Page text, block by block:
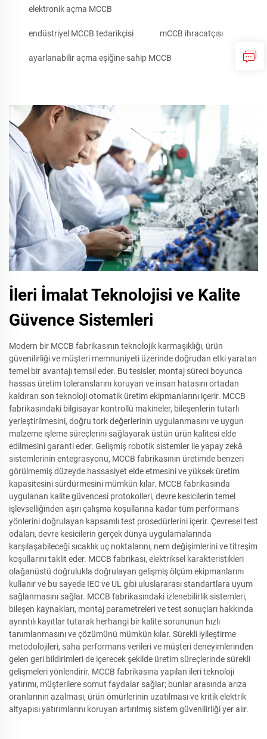
elektronik açma MCCB
endüstriyel MCCB tedarikçisi mCCB ihracatçısı
ayarlanabilir açma eşiğine sahip MCCB
İleri İmalat Teknolojisi ve Kalite
Güvence Sistemleri
Modern bir MCCB fabrikasının teknolojik karmaşıklığı, ürün
güvenilirliği ve müşteri memnuniyeti üzerinde doğrudan etki yaratan
temel bir avantajı temsil eder. Bu tesisler, montaj süreci boyunca
hassas üretim toleranslarını koruyan ve insan hatasını ortadan
kaldıran son teknoloji otomatik üretim ekipmanlarını içerir. MCCB
fabrikasındaki bilgisayar kontrollü makineler, bileşenlerin tutarlı
yerleştirilmesini, doğru tork değerlerinin uygulanmasını ve uygun
malzeme işleme süreçlerini sağlayarak üstün ürün kalitesi elde
edilmesini garanti eder. Gelişmiş robotik sistemler ile yapay zekâ
sistemlerinin entegrasyonu, MCCB fabrikasının üretimde benzeri
görülmemiş düzeyde hassasiyet elde etmesini ve yüksek üretim
kapasitesini sürdürmesini mümkün kılar. MCCB fabrikasında
uygulanan kalite güvencesi protokolleri, devre kesicilerin temel
işlevselliğinden aşırı çalışma koşullarına kadar tüm performans
yönlerini doğrulayan kapsamlı test prosedürlerini içerir. Çevresel test
odaları, devre kesicilerin gerçek dünya uygulamalarında
karşılaşabileceği sıcaklık uç noktalarını, nem değişimlerini ve titreşim
koşullarını taklit eder. MCCB fabrikası, elektriksel karakteristikleri
olağanüstü doğrulukla doğrulayan gelişmiş ölçüm ekipmanlarını
kullanır ve bu sayede IEC ve UL gibi uluslararası standartlara uyum
sağlanmasını sağlar. MCCB fabrikasındaki izlenebilirlik sistemleri,
bileşen kaynakları, montaj parametreleri ve test sonuçları hakkında
ayrıntılı kayıtlar tutarak herhangi bir kalite sorununun hızlı
tanımlanmasını ve çözümünü mümkün kılar. Sürekli iyileştirme
metodolojileri, saha performans verileri ve müşteri deneyimlerinden
gelen geri bildirimleri de içerecek şekilde üretim süreçlerinde sürekli
gelişmeleri yönlendirir. MCCB fabrikasına yapılan ileri teknoloji
yatırımı, müşterilere somut faydalar sağlar; bunlar arasında arıza
oranlarının azalması, ürün ömürlerinin uzatılması ve kritik elektrik
altyapısı yatırımlarını koruyan artırılmış sistem güvenilirliği yer alır.